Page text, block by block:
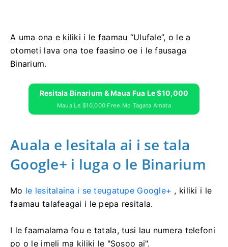
A uma ona e kiliki i le faamau “Ulufale”, o le a
otometi lava ona toe faasino oe i le fausaga
Binarium.
Resitala Binarium & Maua Fua Le $10,000
Maua Le $10,000 Free Mo Tagata Amata
Auala e lesitala ai i se tala
Google+ i luga o le Binarium
Mo le lesitalaina i se teugatupe Google+ , kiliki i le
faamau talafeagai i le pepa resitala.
I le faamalama fou e tatala, tusi lau numera telefoni
po o le imeli ma kiliki le "Sosoo ai".